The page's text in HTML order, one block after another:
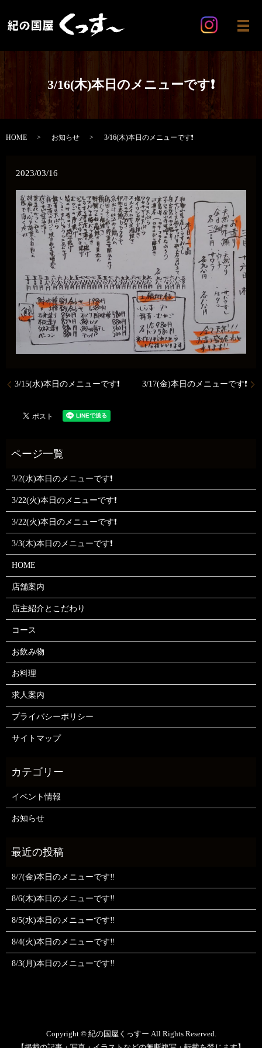
メ
3/16(木)本日のメニューです❗
HOME お知らせ 3/16(木)本日のメニューです❗
2023/03/16
3/15(水)本日のメニューです❗ 3/17(金)本日のメニューです❗
3/2(水)本日のメニューです❗
3/22(火)本日のメニューです❗
3/22(火)本日のメニューです❗
3/3(木)本日のメニューです❗
HOME
店舗案内
店主紹介とこだわり
コース
お飲み物
お料理
求人案内
プライバシーポリシー
サイトマップ
イベント情報
お知らせ
8/7(金)本日のメニューです‼️
8/6(木)本日のメニューです‼️
8/5(水)本日のメニューです‼️
8/4(火)本日のメニューです‼️
8/3(月)本日のメニューです‼️
Copyright © 紀の国屋くっすー All Rights Reserved.